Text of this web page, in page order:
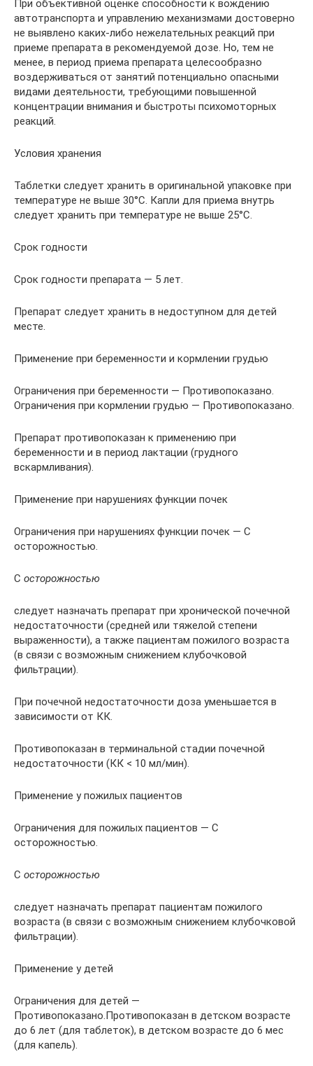
При объективной оценке способности к вождению
автотранспорта и управлению механизмами достоверно
не выявлено каких-либо нежелательных реакций при
приеме препарата в рекомендуемой дозе. Но, тем не
менее, в период приема препарата целесообразно
воздерживаться от занятий потенциально опасными
видами деятельности, требующими повышенной
концентрации внимания и быстроты психомоторных
реакций.
Условия хранения
Таблетки следует хранить в оригинальной упаковке при
температуре не выше 30°C. Капли для приема внутрь
следует хранить при температуре не выше 25°C.
Срок годности
Срок годности препарата — 5 лет.
Препарат следует хранить в недоступном для детей
месте.
Применение при беременности и кормлении грудью
Ограничения при беременности — Противопоказано.
Ограничения при кормлении грудью — Противопоказано.
Препарат противопоказан к применению при
беременности и в период лактации (грудного
вскармливания).
Применение при нарушениях функции почек
Ограничения при нарушениях функции почек — С
осторожностью.
С осторожностью
следует назначать препарат при хронической почечной
недостаточности (средней или тяжелой степени
выраженности), а также пациентам пожилого возраста
(в связи с возможным снижением клубочковой
фильтрации).
При почечной недостаточности доза уменьшается в
зависимости от КК.
Противопоказан в терминальной стадии почечной
недостаточности (КК < 10 мл/мин).
Применение у пожилых пациентов
Ограничения для пожилых пациентов — С
осторожностью.
С осторожностью
следует назначать препарат пациентам пожилого
возраста (в связи с возможным снижением клубочковой
фильтрации).
Применение у детей
Ограничения для детей —
Противопоказано.Противопоказан в детском возрасте
до 6 лет (для таблеток), в детском возрасте до 6 мес
(для капель).